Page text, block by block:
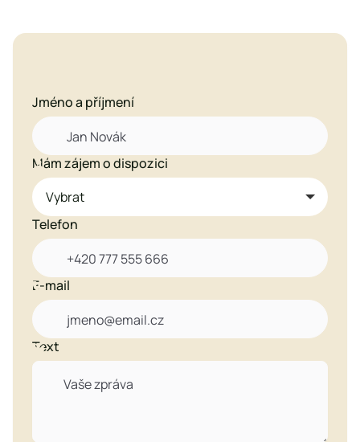
Jméno a příjmení

Mám zájem o dispozici
Telefon

E-mail

Text